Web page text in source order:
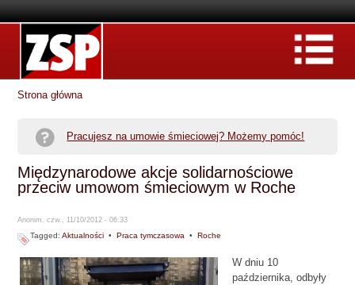
Strona główna
Pracujesz na umowie śmieciowej? Możemy pomóc!
Międzynarodowe akcje solidarnościowe
przeciw umowom śmieciowym w Roche
Anonim, czw., 11/10/2012 - 06:33
Tagged:Aktualności •Praca tymczasowa •Roche
W dniu 10
października, odbyły